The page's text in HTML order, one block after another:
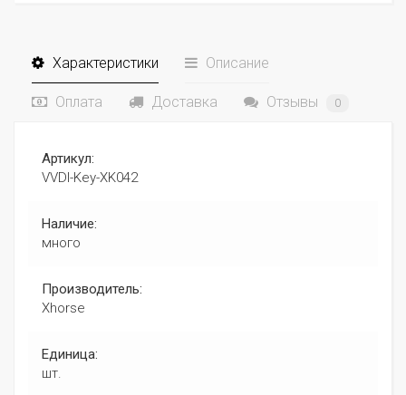
Характеристики Описание
Оплата Доставка Отзывы 0
Артикул:
VVDI-Key-XK042
Наличие:
много
Производитель:
Xhorse
Единица:
шт.